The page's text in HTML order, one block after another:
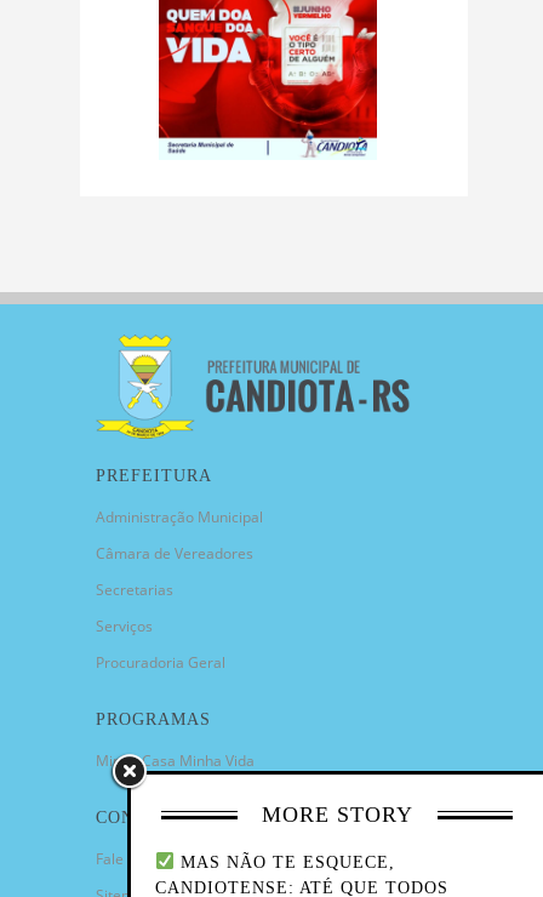
MORE STORY
MAS NÃO TE ESQUECE,
CANDIOTENSE: ATÉ QUE TODOS
PREFEITURA
Administração Municipal
Câmara de Vereadores
Secretarias
Serviços
Procuradoria Geral
PROGRAMAS
Minha Casa Minha Vida
CONTATO
Fale Conosco